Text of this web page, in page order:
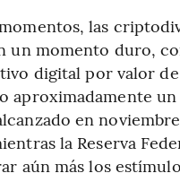
las
un momento duro,
digital por valor
aproximadamente un
en
la Reserva
aún más los